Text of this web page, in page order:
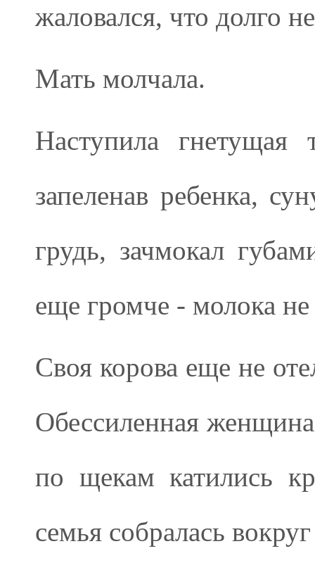
жаловался, что долго
Мать молчала.
Наступила
запеленав ребенка,
грудь, зачмокал
еще громче - молока
Своя корова еще не
Обессиленная
по щекам катились
семья собралась